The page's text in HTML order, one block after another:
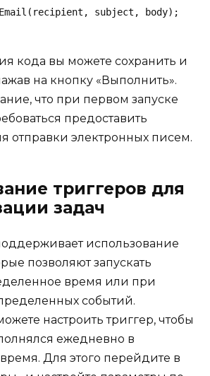
subject, body);
кода вы можете сохранить и
на кнопку «Выполнить».
что при первом запуске
предоставить
отправки электронных писем.
триггеров для
задач
использование
позволяют запускать
время или при
событий.
настроить триггер, чтобы
ежедневно в
Для этого перейдите в